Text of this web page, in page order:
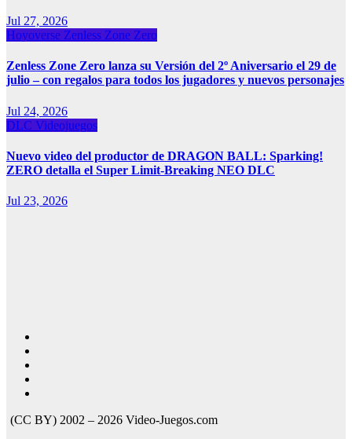
Jul 27, 2026
Hoyoverse Zenless Zone Zero
Zenless Zone Zero lanza su Versión del 2º Aniversario el 29 de
julio – con regalos para todos los jugadores y nuevos personajes
Jul 24, 2026
DLC Videojuegos
Nuevo video del productor de DRAGON BALL: Sparking!
ZERO detalla el Super Limit-Breaking NEO DLC
Jul 23, 2026
(CC BY) 2002 – 2026 Video-Juegos.com